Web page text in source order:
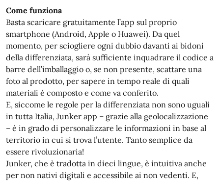
Come funziona
Basta scaricare gratuitamente l’app sul proprio
smartphone (Android, Apple o Huawei). Da quel
momento, per sciogliere ogni dubbio davanti ai bidoni
della differenziata, sarà sufficiente inquadrare il codice a
barre dell’imballaggio o, se non presente, scattare una
foto al prodotto, per sapere in tempo reale di quali
materiali è composto e come va conferito.
E, siccome le regole per la differenziata non sono uguali
in tutta Italia, Junker app – grazie alla geolocalizzazione
– è in grado di personalizzare le informazioni in base al
territorio in cui si trova l’utente. Tanto semplice da
essere rivoluzionaria!
Junker, che è tradotta in dieci lingue, è intuitiva anche
per non nativi digitali e accessibile ai non vedenti. E,